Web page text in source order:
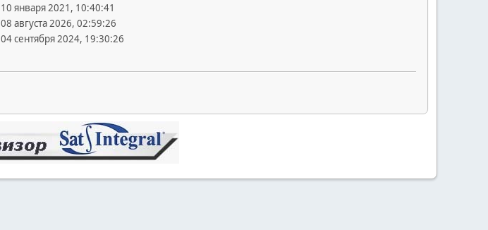
10 января 2021, 10:40:41
08 августа 2026, 02:59:26
04 сентября 2024, 19:30:26